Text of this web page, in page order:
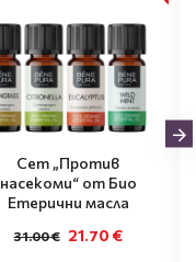
Сет „Против
насекоми“ от Био
Етерични масла
21.70 €
31.00 €